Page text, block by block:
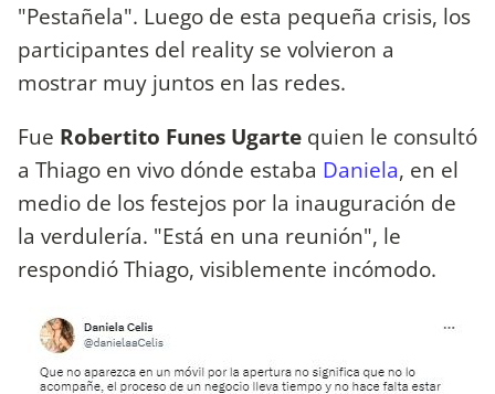
"Pestañela". Luego de esta pequeña crisis, los
participantes del reality se volvieron a
mostrar muy juntos en las redes.
Fue Robertito Funes Ugarte quien le consultó
a Thiago en vivo dónde estaba Daniela, en el
medio de los festejos por la inauguración de
la verdulería. "Está en una reunión", le
respondió Thiago, visiblemente incómodo.